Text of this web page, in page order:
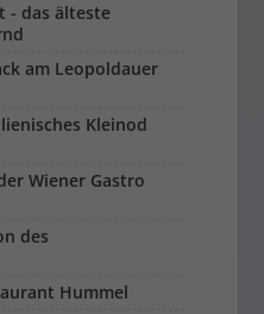
- das älteste
am Leopoldauer
Kleinod
Wiener Gastro
des
Hummel